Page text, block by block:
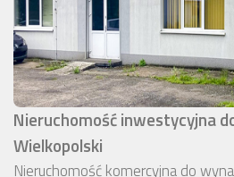
Nieruchomość inwestycyjna
Wielkopolski
Nieruchomość komercyjna do